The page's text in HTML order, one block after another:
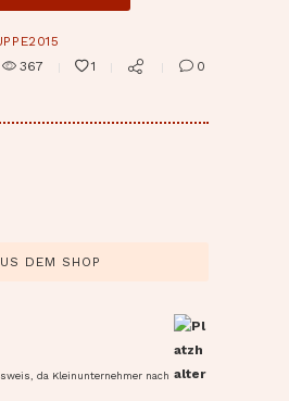
367
1 0
DEM SHOP
da Kleinunternehmer nach